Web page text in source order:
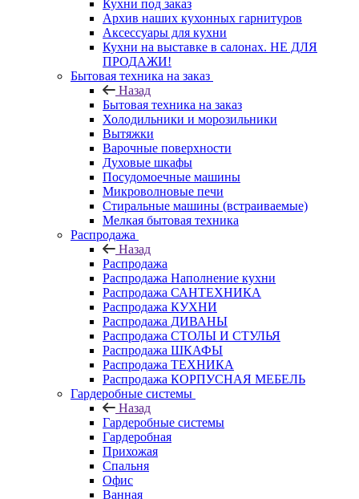
Кухни под заказ
Архив наших кухонных гарнитуров
Аксессуары для кухни
Кухни на выставке в салонах. НЕ ДЛЯ
ПРОДАЖИ!
Бытовая техника на заказ
Назад
Бытовая техника на заказ
Холодильники и морозильники
Вытяжки
Варочные поверхности
Духовые шкафы
Посудомоечные машины
Микроволновые печи
Стиральные машины (встраиваемые)
Мелкая бытовая техника
Распродажа
Назад
Распродажа
Распродажа Наполнение кухни
Распродажа САНТЕХНИКА
Распродажа КУХНИ
Распродажа ДИВАНЫ
Распродажа СТОЛЫ И СТУЛЬЯ
Распродажа ШКАФЫ
Распродажа ТЕХНИКА
Распродажа КОРПУСНАЯ МЕБЕЛЬ
Гардеробные системы
Назад
Гардеробные системы
Гардеробная
Прихожая
Спальня
Офис
Ванная